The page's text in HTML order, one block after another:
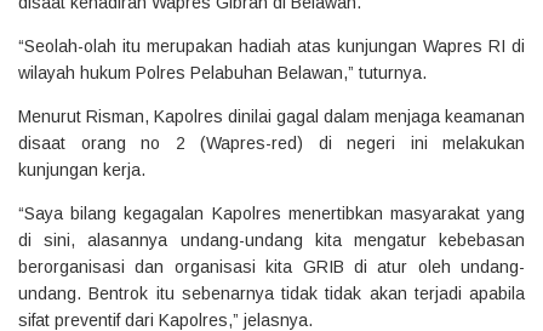
“Seolah-olah itu merupakan hadiah atas kunjungan Wapres RI di
wilayah hukum Polres Pelabuhan Belawan,” tuturnya.
Menurut Risman, Kapolres dinilai gagal dalam menjaga keamanan
disaat orang no 2 (Wapres-red) di negeri ini melakukan
kunjungan kerja.
“Saya bilang kegagalan Kapolres menertibkan masyarakat yang
di sini, alasannya undang-undang kita mengatur kebebasan
berorganisasi dan organisasi kita GRIB di atur oleh undang-
undang. Bentrok itu sebenarnya tidak tidak akan terjadi apabila
sifat preventif dari Kapolres,” jelasnya.